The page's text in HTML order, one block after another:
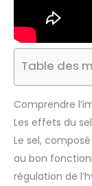
Table des
Comprendre
Les effets du
Le sel,
au bon
régulation de